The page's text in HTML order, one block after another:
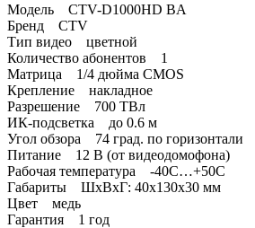
Модель CTV-D1000HD BA
Бренд CTV
Тип видео цветной
Количество абонентов 1
Матрица 1/4 дюйма CMOS
Крепление накладное
Разрешение 700 ТВл
ИК-подсветка до 0.6 м
Угол обзора 74 град. по горизонтали
Питание 12 В (от видеодомофона)
Рабочая температура -40С…+50С
Габариты ШхВхГ: 40х130х30 мм
Цвет медь
Гарантия 1 год